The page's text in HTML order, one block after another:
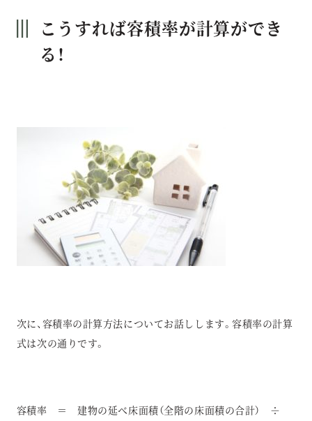
こうすれば容積率が計算ができ
る！
次に、容積率の計算方法についてお話しします。容積率の計算
式は次の通りです。
容積率 ＝ 建物の延べ床面積（全階の床面積の合計） ÷